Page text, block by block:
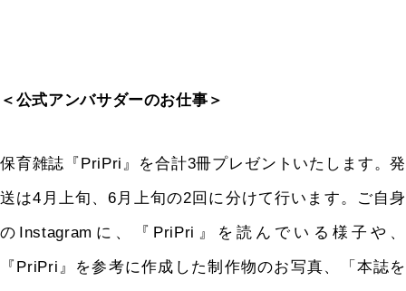
＜公式アンバサダーのお仕事＞
保育雑誌『PriPri 』を合計3冊プレゼントいたします。発
送は4 月上旬、6 月上旬の2回に分けて行います。ご自身
の Instagram に、『 PriPri 』を読んでいる様子や、
『PriPri 』を参考に作成した制作物のお写真、「本誌を